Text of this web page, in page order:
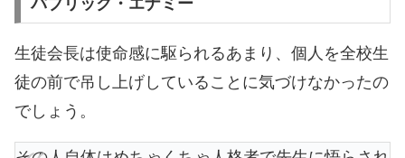
生徒会長は使命感に駆られるあまり、個人を全校生
徒の前で吊し上げしていることに気づけなかったの
でしょう。